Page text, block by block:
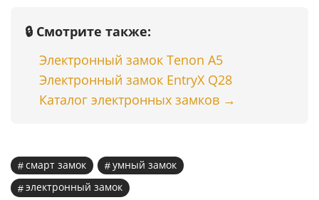
🔒 Смотрите также:
Электронный замок Tenon A5
Электронный замок EntryX Q28
Каталог электронных замков →
смарт замок
умный замок
электронный замок